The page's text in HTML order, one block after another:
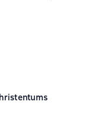
0 оценок
0 оценок